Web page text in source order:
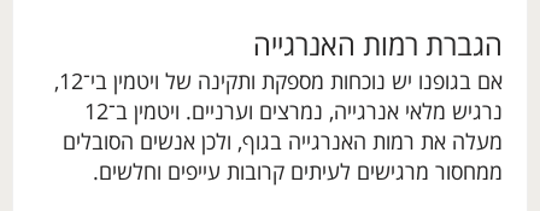
הגברת רמות האנרגייה
אם בגופנו יש נוכחות מספקת ותקינה של ויטמין בי־12,
נרגיש מלאי אנרגייה, נמרצים וערניים. ויטמין ב־12
מעלה את רמות האנרגייה בגוף, ולכן אנשים הסובלים
ממחסור מרגישים לעיתים קרובות עייפים וחלשים.